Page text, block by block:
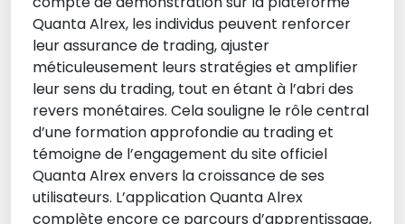
Quanta Alrex, les individus peuvent renforcer
leur assurance de trading, ajuster
méticuleusement leurs stratégies et amplifier
leur sens du trading, tout en étant à l’abri des
revers monétaires. Cela souligne le rôle central
d’une formation approfondie au trading et
témoigne de l’engagement du site officiel
Quanta Alrex envers la croissance de ses
utilisateurs. L’application Quanta Alrex
complète encore ce parcours d’apprentissage,